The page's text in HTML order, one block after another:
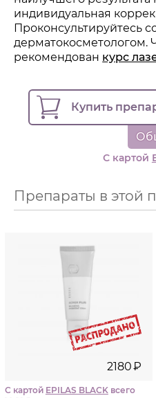
индивидуальная
Проконсультируйтесь
дерматокосметологом.
рекомендован курс
Купить
С картой
Препараты в этой
2180₽
С картой EPILAS BLACKвсего